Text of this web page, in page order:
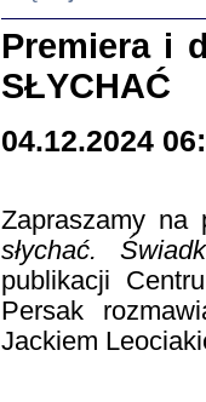
Premiera i
SŁYCHAĆ
04.12.2024
Zapraszamy
słychać.
publikacji
Persak
Jackiem